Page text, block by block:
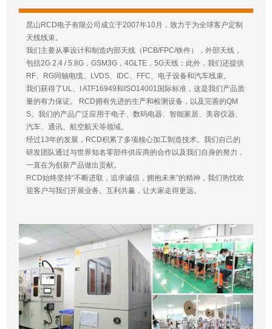
昆山RCD电子有限公司成立于2007年10月，致力于为全球客户定制
天线线束。
我们主要从事设计和制造内部天线（PCB/FPC/铁件），外部天线，
包括2G 2.4 / 5.8G，GSM3G，4GLTE，5G天线；此外，我们还提供
RF、RG同轴电缆、LVDS、IDC、FFC、电子设备和汽车线束。
我们获得了UL、I ATF16949和ISO14001国际标准，这是我们产品质
量的有力保证。 RCD拥有先进的生产和检测设备，以及完善的QM
S。我们的产品广泛应用于电子、数码电器、智能家居、美容仪器、
汽车、通讯、航空航天等领域。
经过13年的发展，RCD积累了多项核心加工制造技术。我们自己的
研发团队通过与世界知名零部件供应商的合作以及我们自身的努力，
一直在为创新产品做出贡献。
RCD始终坚持“不断进取，追求诚信，拥抱未来”的精神，我们热忱欢
迎客户与我们开展业务。互利共赢，让大家走得更远。